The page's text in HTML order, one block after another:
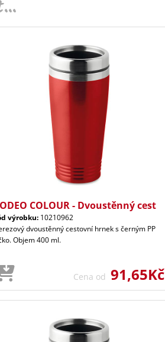
COLOUR - Dvoustěnný cest
výrobku: 10210962
dvoustěnný cestovní hrnek s černým PP
Objem 400 ml.
Cena od 91,65Kč